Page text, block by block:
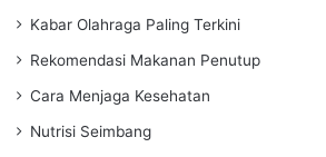
Kabar Olahraga Paling Terkini
Rekomendasi Makanan Penutup
Cara Menjaga Kesehatan
Nutrisi Seimbang